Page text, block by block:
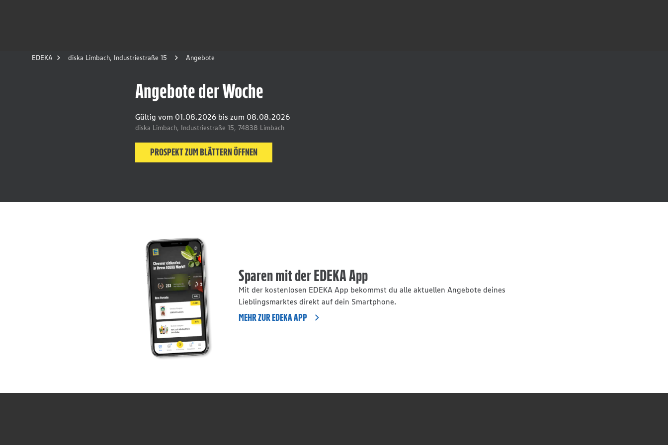
EDEKA diska Limbach, Industriestraße 15 Angebote
Angebote der Woche
Gültig vom 01.08.2026 bis zum 08.08.2026
diska Limbach, Industriestraße 15, 74838 Limbach
PROSPEKT ZUM BLÄTTERN ÖFFNEN
Sparen mit der EDEKA App
Mit der kostenlosen EDEKA App bekommst du alle aktuellen Angebote deines
Lieblingsmarktes direkt auf dein Smartphone.
MEHR ZUR EDEKA APP